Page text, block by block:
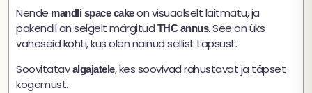
Nende mandli space cakeon visuaalselt laitmatu, ja
pakendil on selgelt märgitud THC annus. See on üks
väheseid kohti, kus olen näinud sellist täpsust.
Soovitatavalgajatele, kes soovivad rahustavat ja täpset
kogemust.